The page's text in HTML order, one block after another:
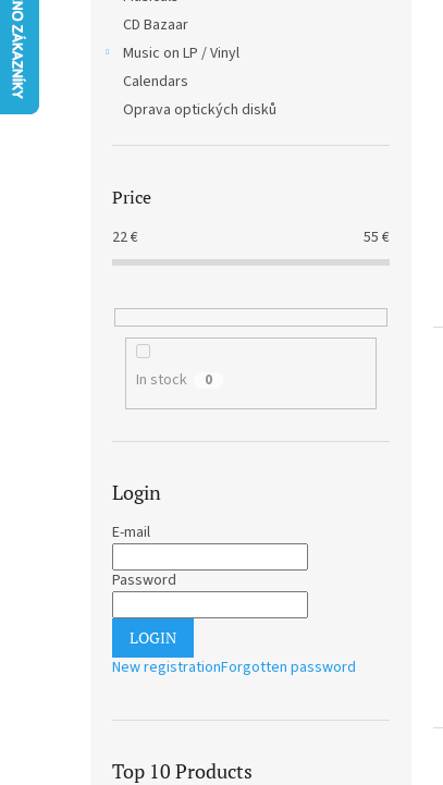
CD Bazaar
Music on LP / Vinyl
Calendars
Oprava optických disků
Price
22€ 55 €
In stock 0
Login
E-mail
Password
LOGIN
New registrationForgotten password
Top 10 Products